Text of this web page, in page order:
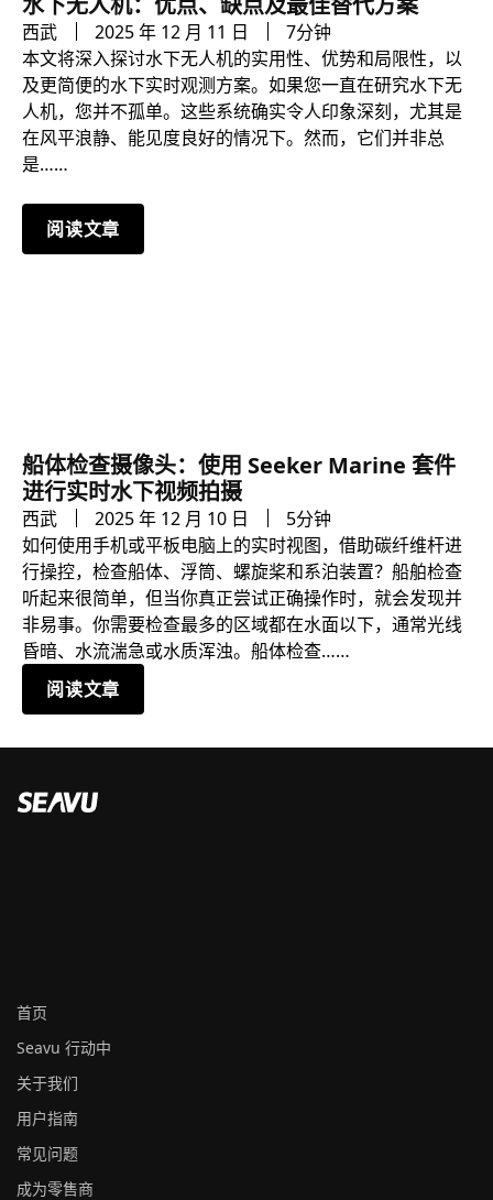
西武 2025 年 12 月 11 日
7分钟
本文将深入探讨水下无人机的实用性、优势和局限性，以
及更简便的水下实时观测方案。如果您一直在研究水下无
人机，您并不孤单。这些系统确实令人印象深刻，尤其是
在风平浪静、能见度良好的情况下。然而，它们并非总
是……
阅读文章
船体检查摄像头：使用 Seeker Marine 套件
进行实时水下视频拍摄
西武 2025 年 12 月 10 日
5分钟
如何使用手机或平板电脑上的实时视图，借助碳纤维杆进
行操控，检查船体、浮筒、螺旋桨和系泊装置？船舶检查
听起来很简单，但当你真正尝试正确操作时，就会发现并
非易事。你需要检查最多的区域都在水面以下，通常光线
昏暗、水流湍急或水质浑浊。船体检查……
阅读文章
首页
Seavu 行动中
关于我们
用户指南
常见问题
成为零售商